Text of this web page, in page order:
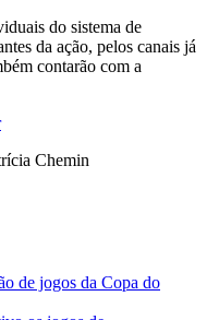
do sistema de
da ação, pelos canais já
contarão com a
Chemin
de jogos da Copa do